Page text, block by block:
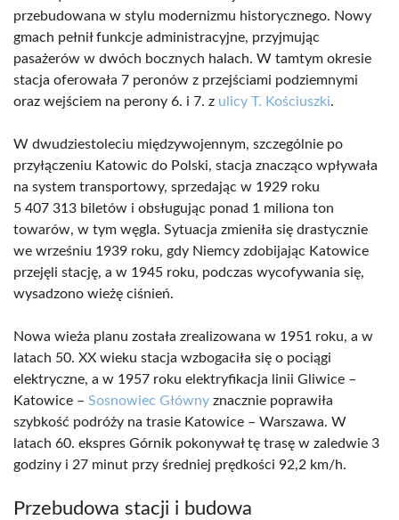
przebudowana w stylu modernizmu historycznego. Nowy
gmach pełnił funkcje administracyjne, przyjmując
pasażerów w dwóch bocznych halach. W tamtym okresie
stacja oferowała 7 peronów z przejściami podziemnymi
oraz wejściem na perony 6. i 7. z ulicy T. Kościuszki.
W dwudziestoleciu międzywojennym, szczególnie po
przyłączeniu Katowic do Polski, stacja znacząco wpływała
na system transportowy, sprzedając w 1929 roku
5 407 313 biletów i obsługując ponad 1 miliona ton
towarów, w tym węgla. Sytuacja zmieniła się drastycznie
we wrześniu 1939 roku, gdy Niemcy zdobijając Katowice
przejęli stację, a w 1945 roku, podczas wycofywania się,
wysadzono wieżę ciśnień.
Nowa wieża planu została zrealizowana w 1951 roku, a w
latach 50. XX wieku stacja wzbogaciła się o pociągi
elektryczne, a w 1957 roku elektryfikacja linii Gliwice –
Katowice – Sosnowiec Główny znacznie poprawiła
szybkość podróży na trasie Katowice – Warszawa. W
latach 60. ekspres Górnik pokonywał tę trasę w zaledwie 3
godziny i 27 minut przy średniej prędkości 92,2 km/h.
Przebudowa stacji i budowa